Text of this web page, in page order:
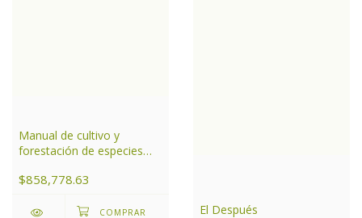
Manual de cultivo y
forestación de especies
Argentina
$858,778.63
El Después